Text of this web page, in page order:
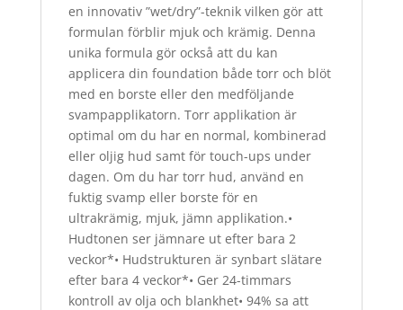
en innovativ ”wet/dry”-teknik vilken gör att
formulan förblir mjuk och krämig. Denna
unika formula gör också att du kan
applicera din foundation både torr och blöt
med en borste eller den medföljande
svampapplikatorn. Torr applikation är
optimal om du har en normal, kombinerad
eller oljig hud samt för touch-ups under
dagen. Om du har torr hud, använd en
fuktig svamp eller borste för en
ultrakrämig, mjuk, jämn applikation.•
Hudtonen ser jämnare ut efter bara 2
veckor*• Hudstrukturen är synbart slätare
efter bara 4 veckor*• Ger 24-timmars
kontroll av olja och blankhet• 94% sa att